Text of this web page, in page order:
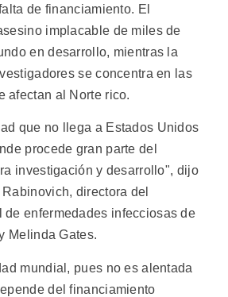
de financiamiento. El
implacable de miles de
en desarrollo, mientras la
se concentra en las
afectan al Norte rico.
que no llega a Estados Unidos
procede gran parte del
investigación y desarrollo", dijo
directora del
de enfermedades infecciosas de
Melinda Gates.
mundial, pues no es alentada
del financiamiento